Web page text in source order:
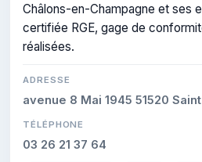
Châlons-en-Champagne et ses
certifiée RGE, gage de
réalisées.
ADRESSE
avenue 8 Mai 1945 51520
TÉLÉPHONE
03 26 21 37 64